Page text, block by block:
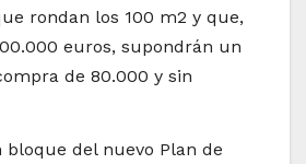
rondan los 100 m2 y que,
euros, supondrán un
de 80.000 y sin
bloque del nuevo Plan de